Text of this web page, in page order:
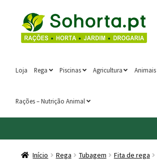
Ir
para
a
Saltar
para
o
Loja Rega Piscinas Agricultura Animais
Rações – Nutrição Animal
Início Rega Tubagem Fita de rega